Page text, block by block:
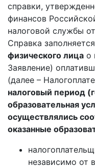
справки,
финансов
налоговой службы
Справка
физического лица о
Заявление)
(далее –
налоговый период
образовательная
осуществлялись
оказанные
независимо от